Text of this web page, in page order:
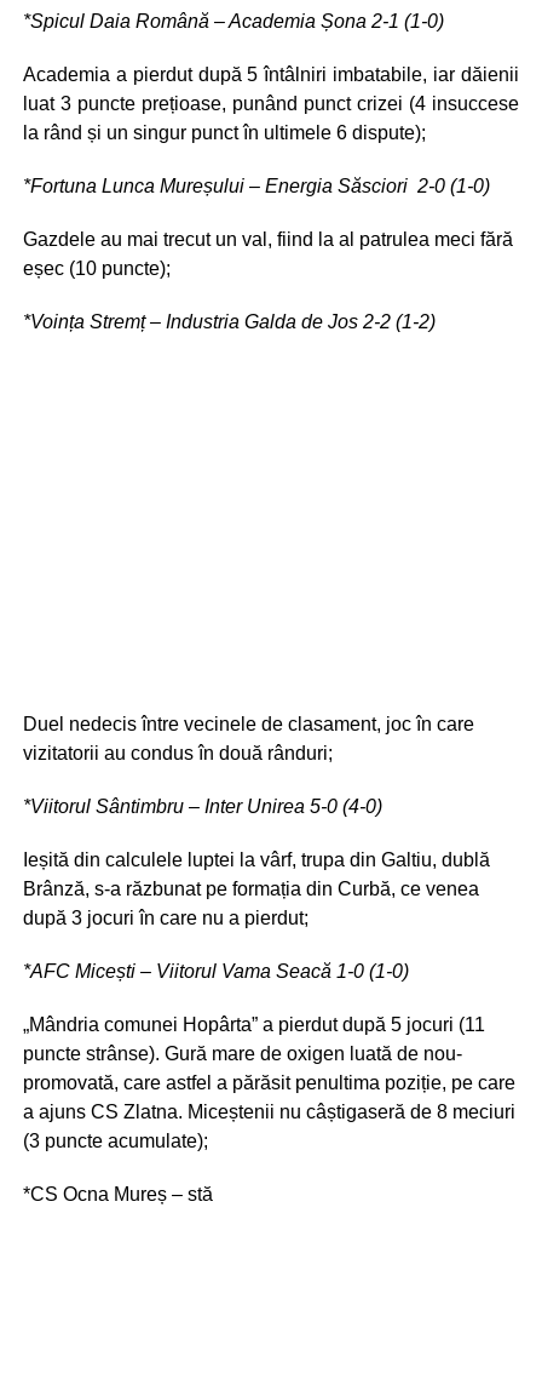
*Spicul Daia Română – Academia Șona 2-1 (1-0)
Academia a pierdut după 5 întâlniri imbatabile, iar dăienii
luat 3 puncte prețioase, punând punct crizei (4 insuccese
la rând și un singur punct în ultimele 6 dispute);
*Fortuna Lunca Mureșului – Energia Săsciori 2-0 (1-0)
Gazdele au mai trecut un val, fiind la al patrulea meci fără
eșec (10 puncte);
*Voința Stremț – Industria Galda de Jos 2-2 (1-2)
Duel nedecis între vecinele de clasament, joc în care
vizitatorii au condus în două rânduri;
*Viitorul Sântimbru – Inter Unirea 5-0 (4-0)
Ieșită din calculele luptei la vârf, trupa din Galtiu, dublă
Brânză, s-a răzbunat pe formația din Curbă, ce venea
după 3 jocuri în care nu a pierdut;
*AFC Micești – Viitorul Vama Seacă 1-0 (1-0)
„Mândria comunei Hopârta” a pierdut după 5 jocuri (11
puncte strânse). Gură mare de oxigen luată de nou-
promovată, care astfel a părăsit penultima poziție, pe care
a ajuns CS Zlatna. Miceștenii nu câștigaseră de 8 meciuri
(3 puncte acumulate);
*CS Ocna Mureș – stă